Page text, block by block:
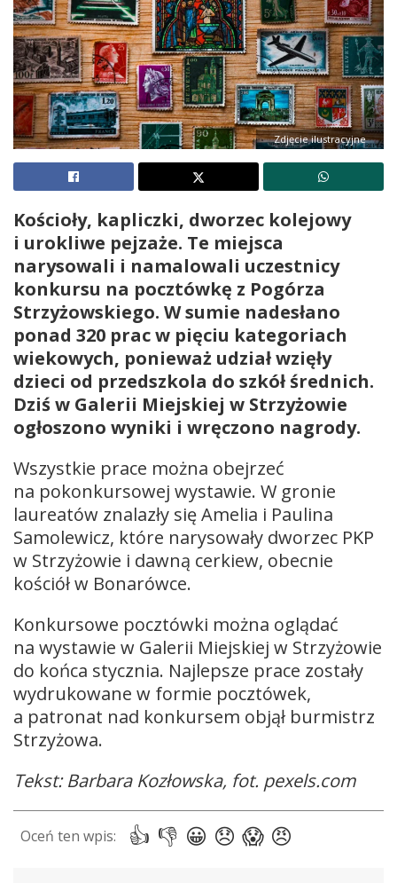
Zdjęcie ilustracyjne
Kościoły, kapliczki, dworzec kolejowy
i urokliwe pejzaże. Te miejsca
narysowali i namalowali uczestnicy
konkursu na pocztówkę z Pogórza
Strzyżowskiego. W sumie nadesłano
ponad 320 prac w pięciu kategoriach
wiekowych, ponieważ udział wzięły
dzieci od przedszkola do szkół średnich.
Dziś w Galerii Miejskiej w Strzyżowie
ogłoszono wyniki i wręczono nagrody.
Wszystkie prace można obejrzeć
na pokonkursowej wystawie. W gronie
laureatów znalazły się Amelia i Paulina
Samolewicz, które narysowały dworzec PKP
w Strzyżowie i dawną cerkiew, obecnie
kościół w Bonarówce.
Konkursowe pocztówki można oglądać
na wystawie w Galerii Miejskiej w Strzyżowie
do końca stycznia. Najlepsze prace zostały
wydrukowane w formie pocztówek,
a patronat nad konkursem objął burmistrz
Strzyżowa.
Tekst: Barbara Kozłowska, fot. pexels.com